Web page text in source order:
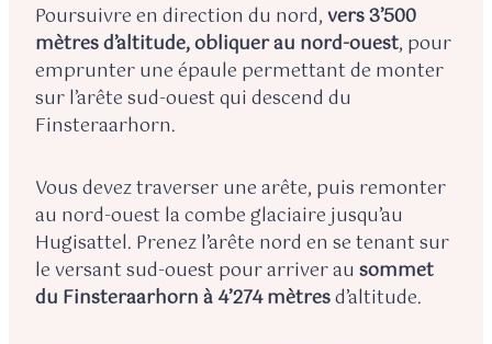
Poursuivre en direction du nord,vers 3’500
mètres d’altitude, obliquer au nord-ouest, pour
emprunter une épaule permettant de monter
sur l’arête sud-ouest qui descend du
Finsteraarhorn.
Vous devez traverser une arête, puis remonter
au nord-ouest la combe glaciaire jusqu’au
Hugisattel. Prenez l’arête nord en se tenant sur
le versant sud-ouest pour arriver au sommet
du Finsteraarhorn à 4’274 mètresd’altitude.